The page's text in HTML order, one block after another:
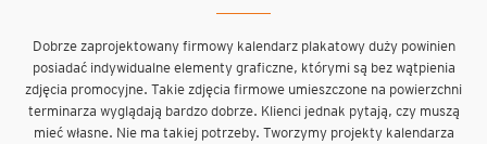
Dobrze zaprojektowany firmowy kalendarz plakatowy duży powinien
posiadać indywidualne elementy graficzne, którymi są bez wątpienia
zdjęcia promocyjne. Takie zdjęcia firmowe umieszczone na powierzchni
terminarza wyglądają bardzo dobrze. Klienci jednak pytają, czy muszą
mieć własne. Nie ma takiej potrzeby. Tworzymy projekty kalendarza